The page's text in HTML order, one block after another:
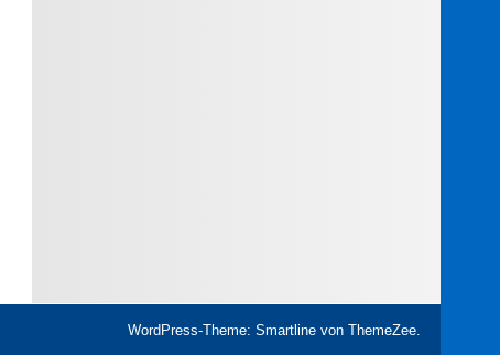
WordPress-Theme: Smartline von ThemeZee.